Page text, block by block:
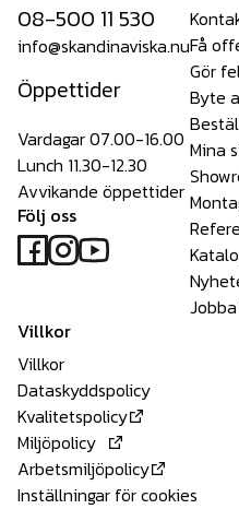
08-500 11 530
info@skandinaviska.nu
Öppettider
Vardagar 07.00-16.00
Lunch 11.30-12.30
Avvikande öppettider
Följ oss
Få
Gör
Byte
Mina
Villkor
Villkor
Dataskyddspolicy
Kvalitetspolicy
Miljöpolicy
Arbetsmiljöpolicy
Inställningar för cookies